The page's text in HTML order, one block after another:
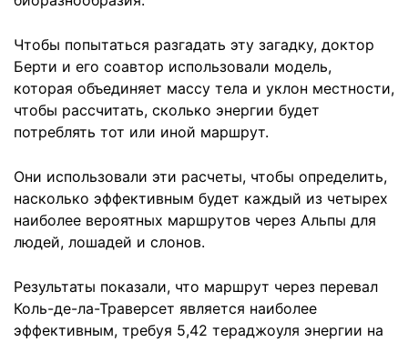
Чтобы попытаться разгадать эту загадку, доктор
Берти и его соавтор использовали модель,
которая объединяет массу тела и уклон местности,
чтобы рассчитать, сколько энергии будет
потреблять тот или иной маршрут.
Они использовали эти расчеты, чтобы определить,
насколько эффективным будет каждый из четырех
наиболее вероятных маршрутов через Альпы для
людей, лошадей и слонов.
Результаты показали, что маршрут через перевал
Коль-де-ла-Траверсет является наиболее
эффективным, требуя 5,42 тераджоуля энергии на